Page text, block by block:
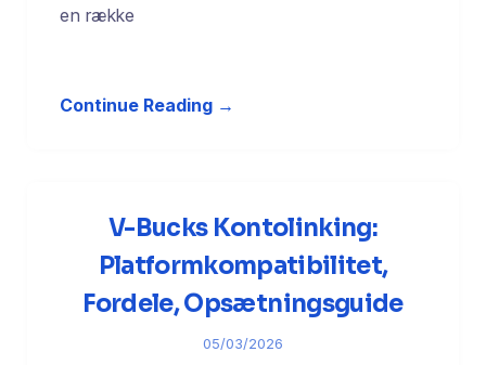
en række
Continue Reading →
V-Bucks Kontolinking:
Platformkompatibilitet,
Fordele, Opsætningsguide
05/03/2026